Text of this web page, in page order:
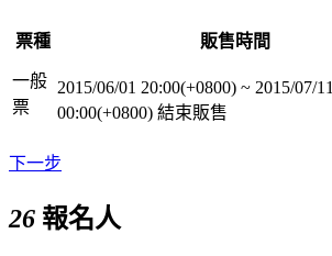
票種 販售時間
一般
票
2015/06/01 20:00(+0800) ~ 2015/07/11
00:00(+0800) 結束販售
下一步
26 報名人